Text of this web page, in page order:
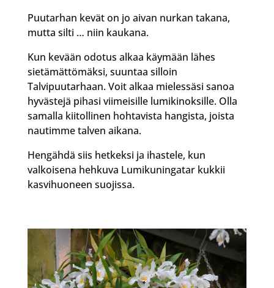
Puutarhan kevät on jo aivan nurkan takana,
mutta silti … niin kaukana.
Kun kevään odotus alkaa käymään lähes
sietämättömäksi, suuntaa silloin
Talvipuutarhaan. Voit alkaa mielessäsi sanoa
hyvästejä pihasi viimeisille lumikinoksille. Olla
samalla kiitollinen hohtavista hangista, joista
nautimme talven aikana.
Hengähdä siis hetkeksi ja ihastele, kun
valkoisena hehkuva Lumikuningatar kukkii
kasvihuoneen suojissa.